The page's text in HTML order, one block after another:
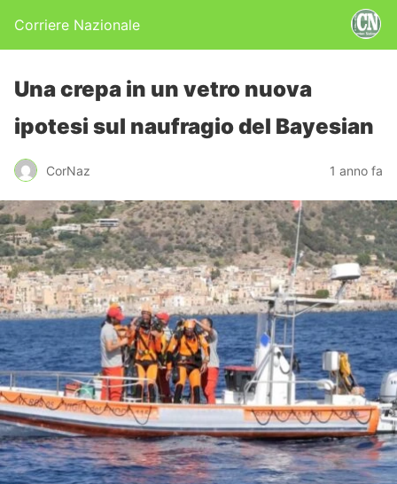
Corriere Nazionale
Una crepa in un vetro nuova
ipotesi sul naufragio del Bayesian
CorNaz 1 anno fa